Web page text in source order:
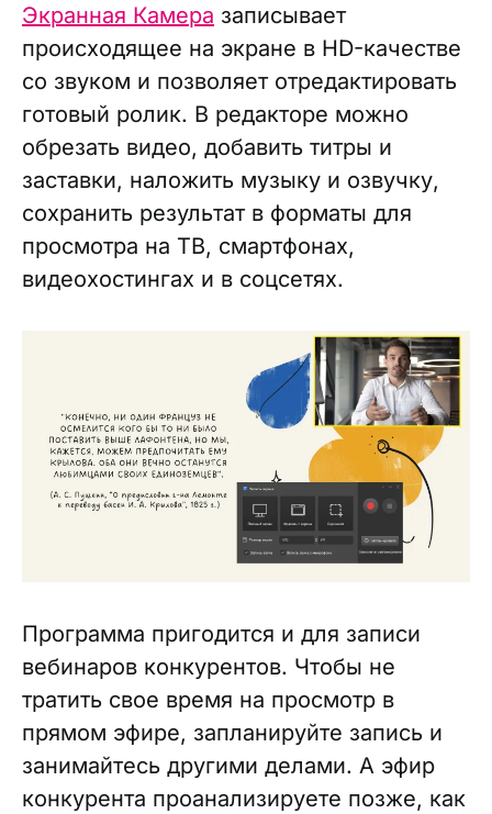
Экранная Камера записывает
происходящее на экране в HD-качестве
со звуком и позволяет отредактировать
готовый ролик. В редакторе можно
обрезать видео, добавить титры и
заставки, наложить музыку и озвучку,
сохранить результат в форматы для
просмотра на ТВ, смартфонах,
видеохостингах и в соцсетях.
Программа пригодится и для записи
вебинаров конкурентов. Чтобы не
тратить свое время на просмотр в
прямом эфире, запланируйте запись и
занимайтесь другими делами. А эфир
конкурента проанализируете позже, как